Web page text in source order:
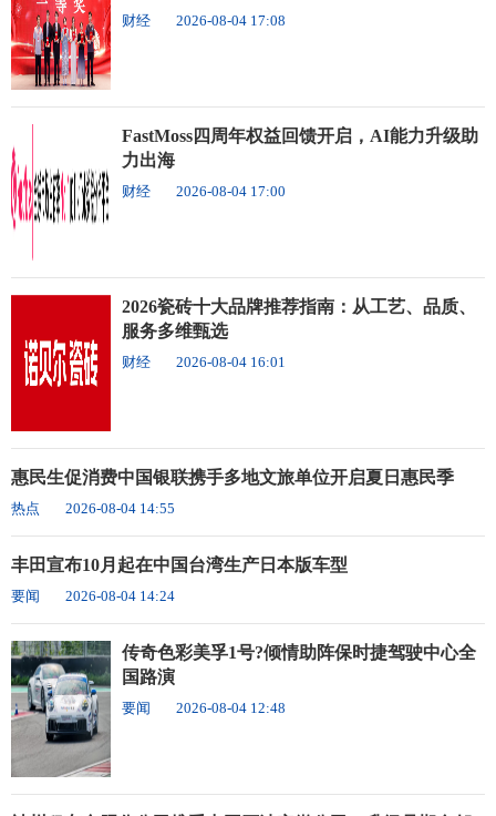
财经 2026-08-04 17:08
FastMoss四周年权益回馈开启，AI能力升级助
力出海
财经 2026-08-04 17:00
2026瓷砖十大品牌推荐指南：从工艺、品质、
服务多维甄选
财经 2026-08-04 16:01
惠民生促消费中国银联携手多地文旅单位开启夏日惠民季
热点 2026-08-04 14:55
丰田宣布10月起在中国台湾生产日本版车型
要闻 2026-08-04 14:24
传奇色彩美孚1号?倾情助阵保时捷驾驶中心全
国路演
要闻 2026-08-04 12:48